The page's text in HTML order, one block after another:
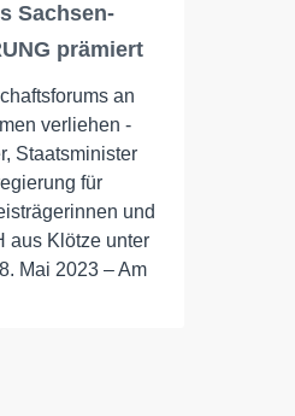
Sachsen-
prämiert
an
verliehen -
Staatsminister
für
und
aus Klötze unter
Mai 2023 – Am